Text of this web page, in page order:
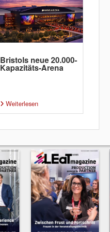
Bristols neue 20.000-
Kapazitäts-Arena
Weiterlesen